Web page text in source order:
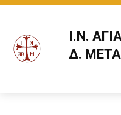
Ι.Ν.
Δ.